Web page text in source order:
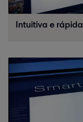
Intuitiva e rápida